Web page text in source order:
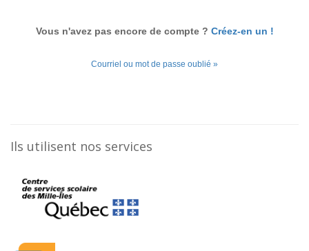
Vous n'avez pas encore de compte ? Créez-en un !
Courriel ou mot de passe oublié »
Ils utilisent nos services